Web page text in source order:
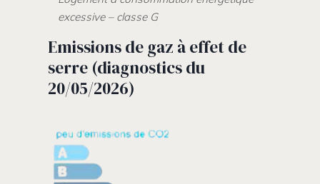
excessive – classe G
Emissions de gaz à effet de
serre (diagnostics du
20/05/2026)